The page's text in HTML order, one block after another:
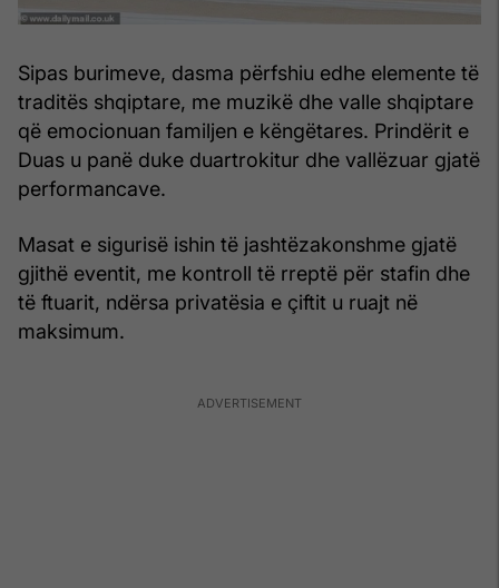
Sipas burimeve, dasma përfshiu edhe elemente të
traditës shqiptare, me muzikë dhe valle shqiptare
që emocionuan familjen e këngëtares. Prindërit e
Duas u panë duke duartrokitur dhe vallëzuar gjatë
performancave.
Masat e sigurisë ishin të jashtëzakonshme gjatë
gjithë eventit, me kontroll të rreptë për stafin dhe
të ftuarit, ndërsa privatësia e çiftit u ruajt në
maksimum.